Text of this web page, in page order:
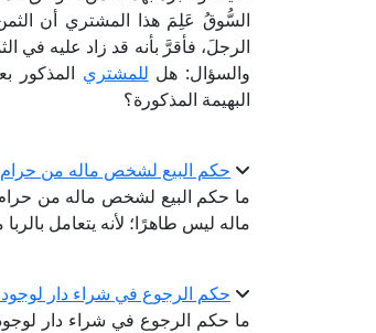
السُّوقُ عَلِمَ هذا المشتري أن
الرجلَ، فأقرَّ بأنه قد زاد عليه
والسؤال: هل للمشتري المذكور
البهيمة المذكورة؟
حكم البيع لشخص ماله من حرام
ما حكم البيع لشخص ماله من
ماله ليس طاهرًا؛ لأنه يتعامل
حكم الرجوع في شراء دار لوجود
ما حكم الرجوع في شراء دار